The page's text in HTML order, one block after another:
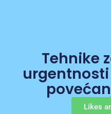
Tehnike
Likes